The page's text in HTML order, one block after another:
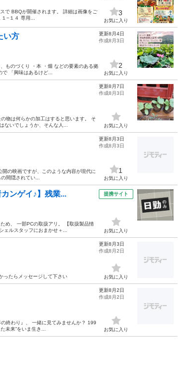
で BBQが開催されます。 詳細は画像をご
−１４ 専用...
3
お気に入り
い方
ものづくり ・本 ・畑 などの要素のある拠
「興味はあるけど...
更新8月4日
作成8月3日
2
お気に入り
物は何らかの加工はすると思います。 そ
ないでしょうか、そんな人...
更新8月7日
作成8月3日
お気に入り
の映画ですが、このような内容が現代に
間隠されてい...
更新8月3日
作成8月3日
1
お気に入り
ンゲイ♪】残業...
め、 一部PCの取扱アリ。 【取扱製品情
ェルスタッフにおまかせ＋...
提携サイト
お気に入り
ったらメッセージして下さい
更新8月3日
作成8月2日
お気に入り
終わり』、 一緒に見てみませんか？ 199
未来”をいま生き...
更新8月2日
作成8月2日
お気に入り